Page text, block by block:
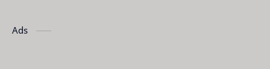
Ads